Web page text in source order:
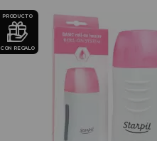
PRODUCTO
CON REGALO